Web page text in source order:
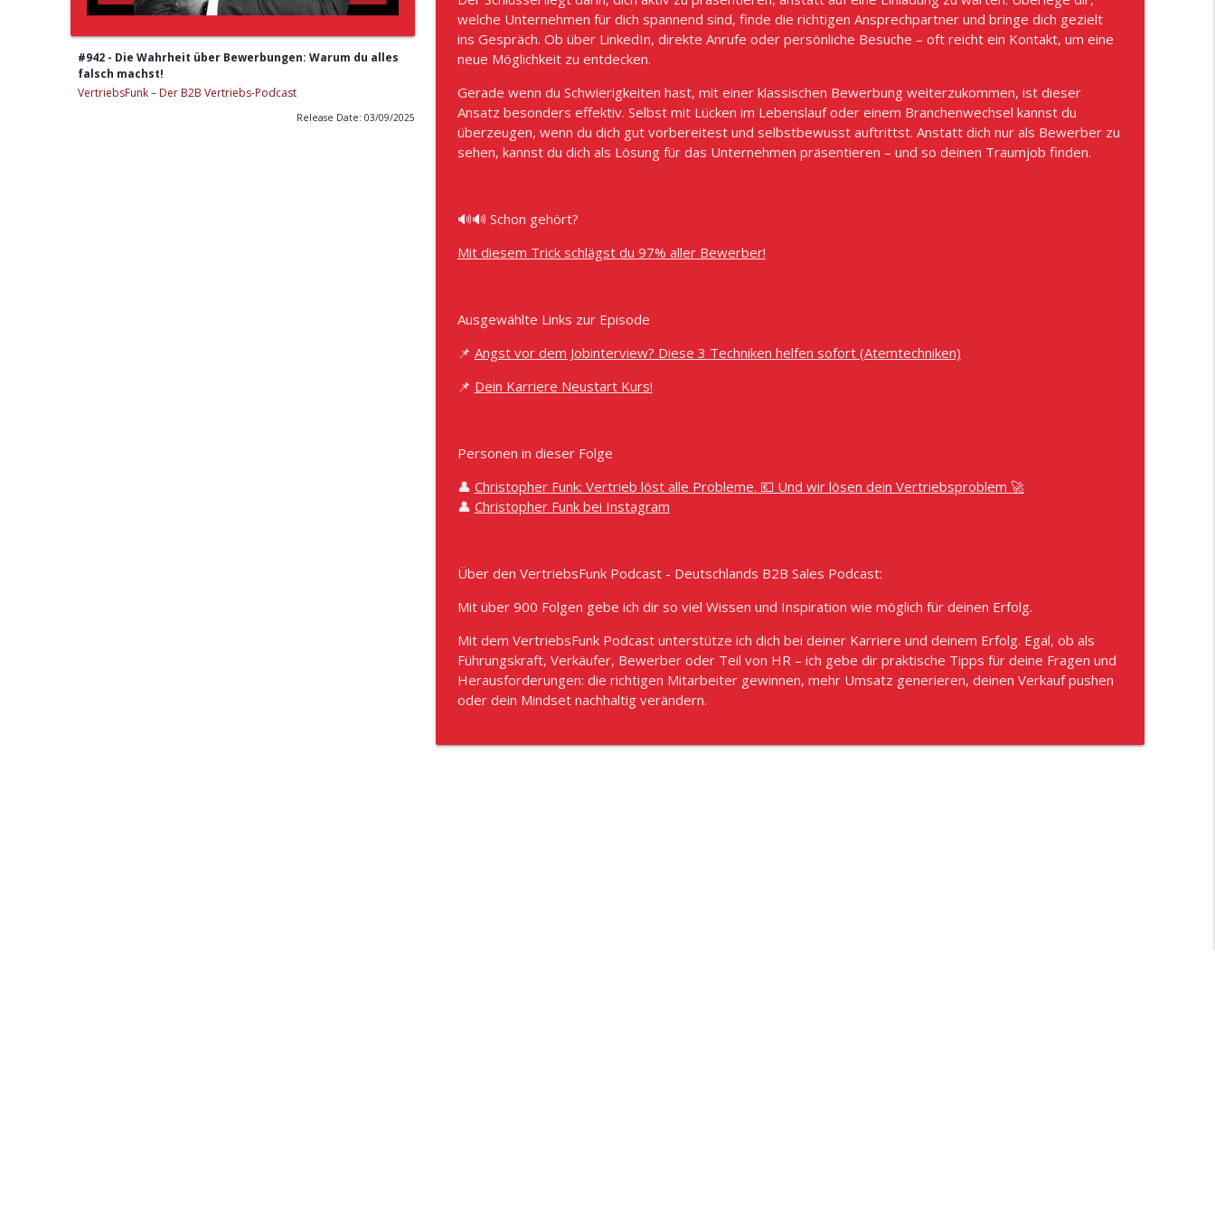
#942 - Die Wahrheit über Bewerbungen: Warum du alles
falsch machst!
VertriebsFunk – Der B2B Vertriebs-Podcast
Release Date: 03/09/2025
#1039 - Warum Angebote im Vertrieb wirklich sterben: Das Mobilizer-Theorem
VertriebsFunk – Der B2B Vertriebs-Podcast info_outline
#1038 - Führung macht den Unterschied! So geht Turnaround im komplexen Lösungsverkauf – mit
VertriebsFunk – Der B2B Vertriebs-Podcast
VertriebsFunk – Der B2B Vertriebs-Podcast
#1036 - Den Rabatt für deinen Kunden zahlt der Staat – dein neues CRM gleich mit. Mit
#1035 - Autoresponder im Vertrieb - "Bin dann mal weg" – und der Kunde auch.
#1033 - Vom Würfeln zur Wissenschaft: Weniger als 10% Fehleinstellungen mit dem richtigen
Recruiting-Prozess
welche Unternehmen für dich spannend sind, finde die richtigen Ansprechpartner und bringe dich gezielt
ins Gespräch. Ob über LinkedIn, direkte Anrufe oder persönliche Besuche – oft reicht ein Kontakt, um eine
neue Möglichkeit zu entdecken.
Gerade wenn du Schwierigkeiten hast, mit einer klassischen Bewerbung weiterzukommen, ist dieser
Ansatz besonders effektiv. Selbst mit Lücken im Lebenslauf oder einem Branchenwechsel kannst du
überzeugen, wenn du dich gut vorbereitest und selbstbewusst auftrittst. Anstatt dich nur als Bewerber zu
sehen, kannst du dich als Lösung für das Unternehmen präsentieren – und so deinen Traumjob finden.
🔊🔊 Schon gehört?
Mit diesem Trick schlägst du 97% aller Bewerber!
Ausgewählte Links zur Episode
📌 Angst vor dem Jobinterview? Diese 3 Techniken helfen sofort (Atemtechniken)
📌 Dein Karriere Neustart Kurs!
Personen in dieser Folge
👤 Christopher Funk: Vertrieb löst alle Probleme. 💶 Und wir lösen dein Vertriebsproblem 🚀
👤 Christopher Funk bei Instagram
Über den VertriebsFunk Podcast - Deutschlands B2B Sales Podcast:
Mit über 900 Folgen gebe ich dir so viel Wissen und Inspiration wie möglich für deinen Erfolg.
Mit dem VertriebsFunk Podcast unterstütze ich dich bei deiner Karriere und deinem Erfolg. Egal, ob als
Führungskraft, Verkäufer, Bewerber oder Teil von HR – ich gebe dir praktische Tipps für deine Fragen und
Herausforderungen: die richtigen Mitarbeiter gewinnen, mehr Umsatz generieren, deinen Verkauf pushen
oder dein Mindset nachhaltig verändern.